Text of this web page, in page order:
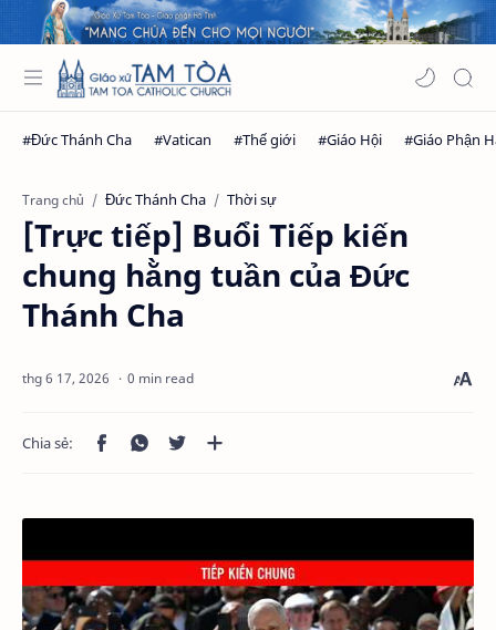
Trang chủ Đức Thánh Cha Thời sự
[Trực tiếp] Buổi Tiếp kiến
chung hằng tuần của Đức
Thánh Cha
0 min read